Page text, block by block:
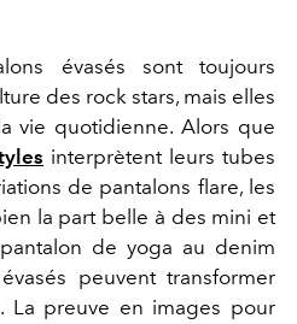
évasés sont toujours
des rock stars, mais elles
vie quotidienne. Alors que
interprètent leurs tubes
de pantalons flare, les
la part belle à des mini et
de yoga au denim
peuvent transformer
La preuve en images pour